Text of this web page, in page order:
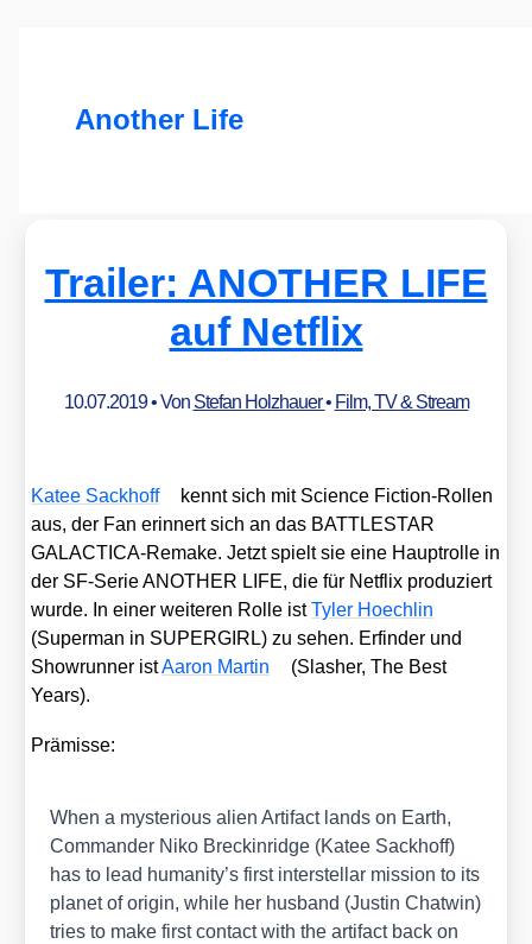
Another Life
Trailer: ANOTHER LIFE
auf Netflix
10.07.2019• Von Stefan Holzhauer• Film, TV & Stream
Katee Sack­hoff
kennt sich mit Sci­ence Fic­tion-Rol­len
aus, der Fan erin­nert sich an das BATTLESTAR
GALAC­TI­CA-Remake. Jetzt spielt sie eine Haupt­rol­le in
der SF-Serie ANOTHER LIFE, die für Net­flix pro­du­ziert
wur­de. In einer wei­te­ren Rol­le istTyler Hoech­lin
(Super­man in SUPERGIRL) zu sehen. Erfin­der und
Show­run­ner istAaron Mar­tin
(Slas­her, The Best
Years).
Prä­mis­se:
When a mys­te­rious ali­en Arti­fact lands on Earth,
Com­man­der Niko Bre­ckin­ridge (Katee Sack­hoff)
has to lead humanity’s first inter­stel­lar mis­si­on to its
pla­net of ori­gin, while her hus­band (Jus­tin Chat­win)
tri­es to make first cont­act with the arti­fact back on